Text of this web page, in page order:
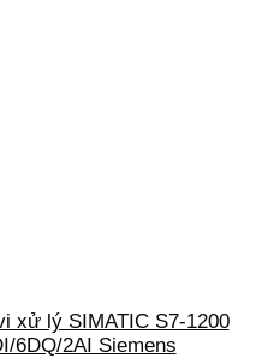
xử lý SIMATIC S7-1200
6DQ/2AI Siemens